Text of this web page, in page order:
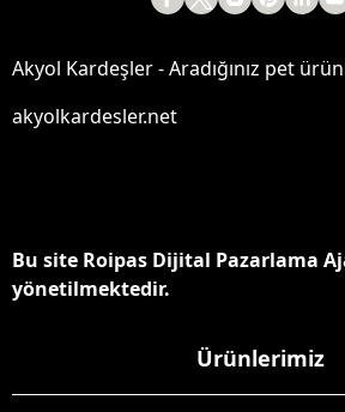
Akyol Kardeşler - Aradığınız pet
akyolkardesler.net
Bu site Roipas Dijital Pazarlama
yönetilmektedir.
Ürünlerimiz